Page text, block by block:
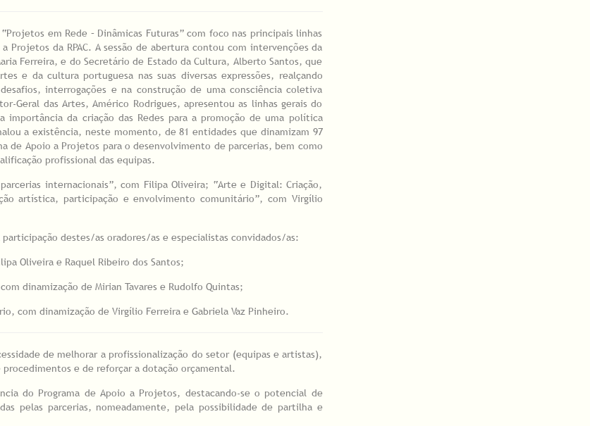
em Rede – Dinâmicas Futuras” com foco nas principais linhas
da RPAC. A sessão de abertura contou com intervenções da
Ferreira, e do Secretário de Estado da Cultura, Alberto Santos, que
e da cultura portuguesa nas suas diversas expressões, realçando
interrogações e na construção de uma consciência coletiva
Geral das Artes, Américo Rodrigues, apresentou as linhas gerais do
importância da criação das Redes para a promoção de uma política
a existência, neste momento, de 81 entidades que dinamizam 97
de Apoio a Projetos para o desenvolvimento de parcerias, bem como
profissional das equipas.
internacionais”, com Filipa Oliveira; “Arte e Digital: Criação,
artística, participação e envolvimento comunitário”, com Virgílio
destes/as oradores/as e especialistas convidados/as:
Oliveira e Raquel Ribeiro dos Santos;
dinamização de Mirian Tavares e Rudolfo Quintas;
com dinamização de Virgílio Ferreira e Gabriela Vaz Pinheiro.
de melhorar a profissionalização do setor (equipas e artistas),
e de reforçar a dotação orçamental.
do Programa de Apoio a Projetos, destacando-se o potencial de
pelas parcerias, nomeadamente, pela possibilidade de partilha e